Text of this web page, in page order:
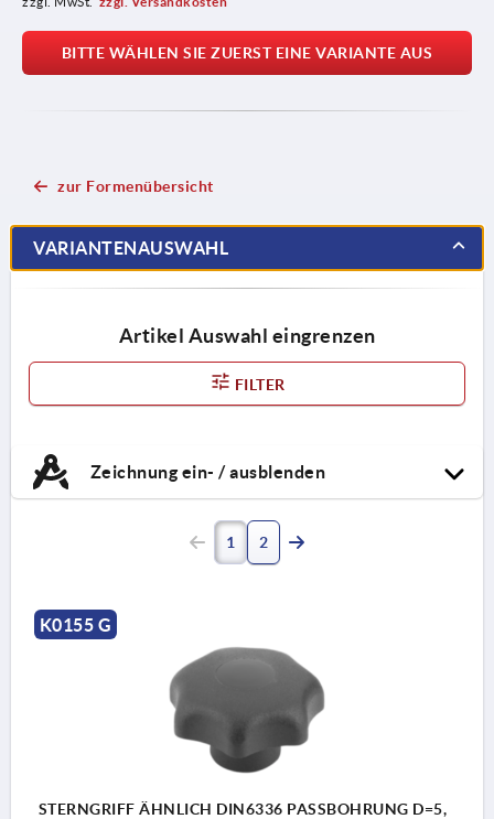
BITTE WÄHLEN SIE ZUERST EINE VARIANTE AUS
zur Formenübersicht
VARIANTENAUSWAHL
Artikel Auswahl eingrenzen
FILTER
Zeichnung ein- / ausblenden
1 2
K0155 G
STERNGRIFF ÄHNLICH DIN6336 PASSBOHRUNG D=5,